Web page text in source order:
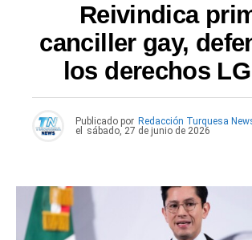
Reivindica
canciller gay,
los derechos
Publicado por Redacción Turquesa
el
sábado, 27 de junio de 2026